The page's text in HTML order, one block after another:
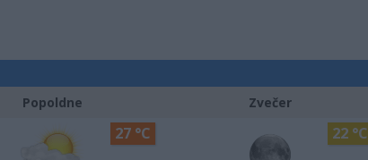
Popoldne
27 °C
Zvečer
22 °C